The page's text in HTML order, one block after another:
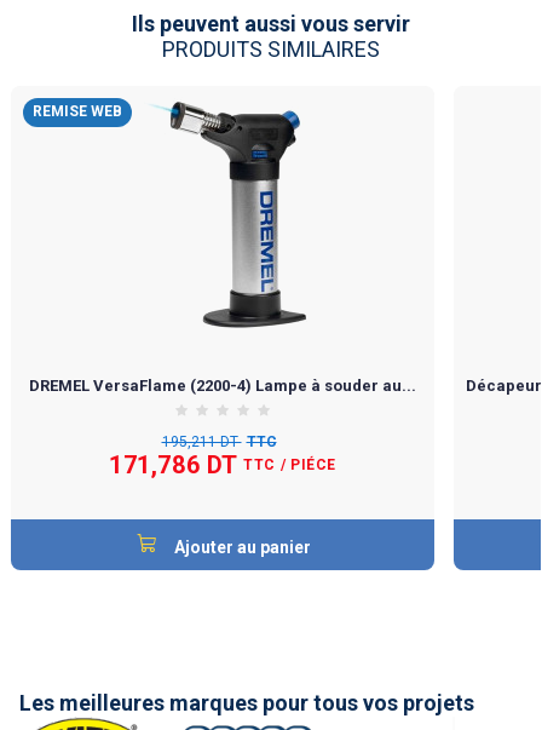
Ils peuvent aussi vous servir
PRODUITS SIMILAIRES
REMISE WEB
DREMEL VersaFlame (2200-4) Lampe à souder au...
195,211 DT TTC
171,786 DT TTC / PIÉCE
Ajouter au panier
Les meilleures marques pour tous vos projets